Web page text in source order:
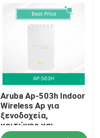
Aruba Ap-503h Indoor
Wireless Ap για
ξενοδοχεία,
κοιτώνες και
απομακρυσμένα